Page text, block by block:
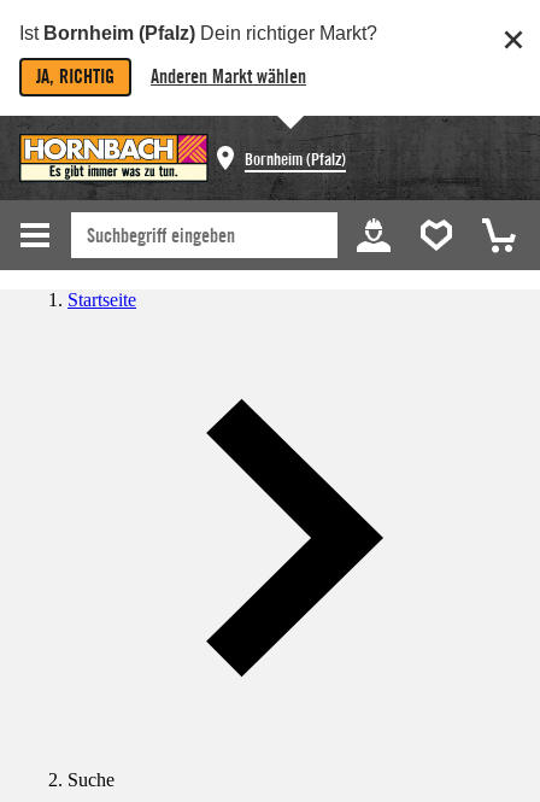
Ist Bornheim (Pfalz) Dein richtiger Markt?
JA, RICHTIG Anderen Markt wählen
Bornheim (Pfalz)
Startseite
Suche